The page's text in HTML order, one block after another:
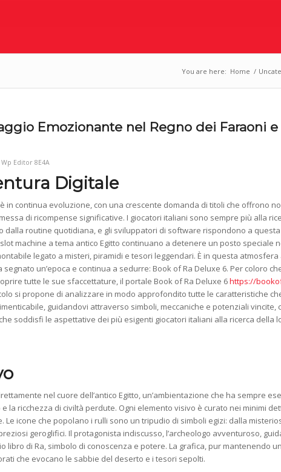
You are here: Home /
Emozionante nel Regno dei Faraoni
Wp Editor 8E4A
Digitale
in continua evoluzione, con una crescente domanda di titoli che offrono
di ricompense significative. I giocatori italiani sono sempre più alla
routine quotidiana, e gli sviluppatori di software rispondono a
machine a tema antico Egitto continuano a detenere un posto speciale
legato a misteri, piramidi e tesori leggendari. È in questa atmosfera
un’epoca e continua a sedurre: Book of Ra Deluxe 6. Per coloro
tutte le sue sfaccettature, il portale Book of Ra Deluxe 6https://
si propone di analizzare in modo approfondito tutte le caratteristiche
guidandovi attraverso simboli, meccaniche e potenziali vincite,
soddisfi le aspettative dei più esigenti giocatori italiani alla ricerca della
nel cuore dell’antico Egitto, un’ambientazione che ha sempre
la ricchezza di civiltà perdute. Ogni elemento visivo è curato nei minimi
Le icone che popolano i rulli sono un tripudio di simboli egizi: dalla
geroglifici. Il protagonista indiscusso, l’archeologo avventuroso,
di Ra, simbolo di conoscenza e potere. La grafica, pur mantenendo
che evocano le sabbie del deserto e i tesori sepolti.